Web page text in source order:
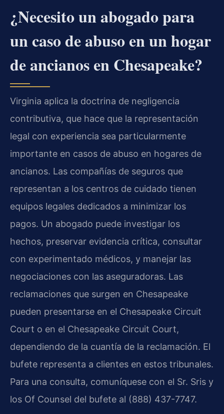
¿Necesito un abogado para
un caso de abuso en un hogar
de ancianos en Chesapeake?
Virginia aplica la doctrina de negligencia
contributiva, que hace que la representación
legal con experiencia sea particularmente
importante en casos de abuso en hogares de
ancianos. Las compañías de seguros que
representan a los centros de cuidado tienen
equipos legales dedicados a minimizar los
pagos. Un abogado puede investigar los
hechos, preservar evidencia crítica, consultar
con experimentado médicos, y manejar las
negociaciones con las aseguradoras. Las
reclamaciones que surgen en Chesapeake
pueden presentarse en el Chesapeake Circuit
Court o en el Chesapeake Circuit Court,
dependiendo de la cuantía de la reclamación. El
bufete representa a clientes en estos tribunales.
Para una consulta, comuníquese con el Sr. Sris y
los Of Counsel del bufete al (888) 437-7747.